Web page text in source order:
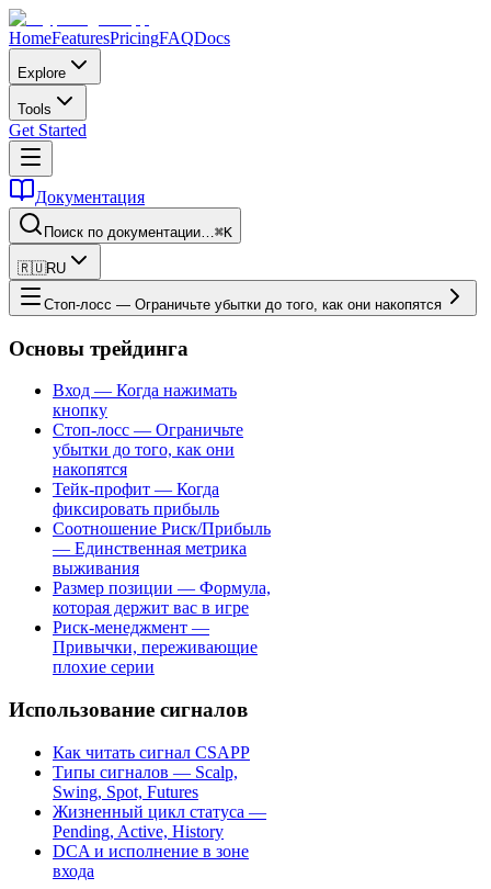
HomeFeaturesPricingFAQDocs
Explore
Tools
Get Started
Документация
Поиск по документации…⌘K
🇷🇺RU
Стоп-лосс — Ограничьте убытки до того, как они накопятся
Основы трейдинга
Вход — Когда нажимать
кнопку
Стоп-лосс — Ограничьте
убытки до того, как они
накопятся
Тейк-профит — Когда
фиксировать прибыль
Соотношение Риск/Прибыль
— Единственная метрика
выживания
Размер позиции — Формула,
которая держит вас в игре
Риск-менеджмент —
Привычки, переживающие
плохие серии
Использование сигналов
Как читать сигнал CSAPP
Типы сигналов — Scalp,
Swing, Spot, Futures
Жизненный цикл статуса —
Pending, Active, History
DCA и исполнение в зоне
входа